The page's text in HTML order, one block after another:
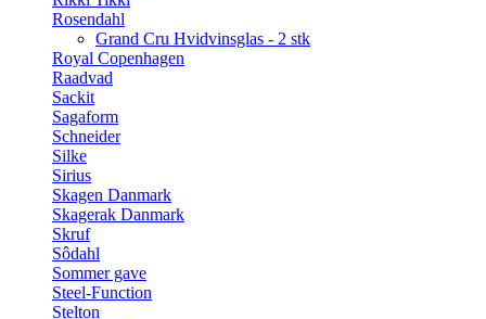
Rosendahl
Grand Cru Hvidvinsglas - 2 stk
Royal Copenhagen
Raadvad
Sackit
Sagaform
Schneider
Silke
Sirius
Skagen Danmark
Skagerak Danmark
Skruf
Sôdahl
Sommer gave
Steel-Function
Stelton